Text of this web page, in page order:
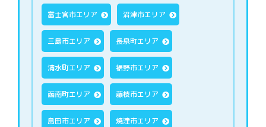
富士宮市エリア 沼津市エリア
三島市エリア 長泉町エリア
清水町エリア 裾野市エリア
函南町エリア 藤枝市エリア
島田市エリア 焼津市エリア